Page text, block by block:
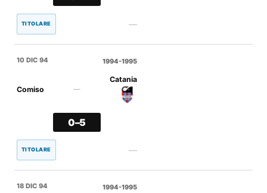
TITOLARE —
10 DIC 94
Comiso —
Catania
0–5
TITOLARE —
1994-1995
18 DIC 94 1994-1995